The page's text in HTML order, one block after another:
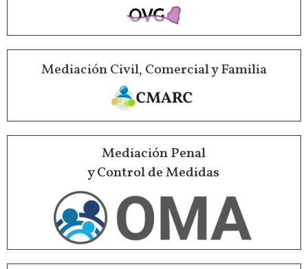
Mediación Civil, Comercial y Familia
Mediación Penal
y Control de Medidas